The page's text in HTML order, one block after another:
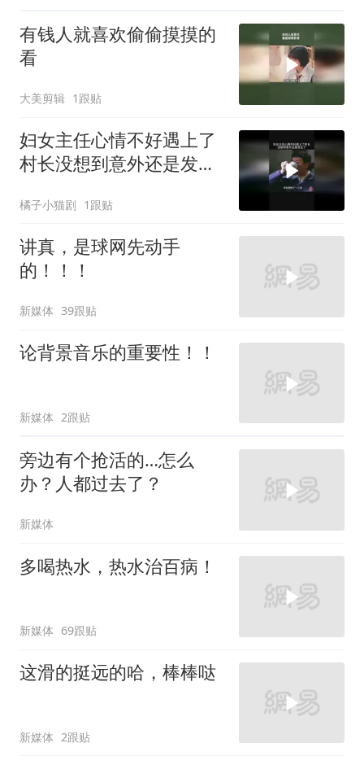
有钱人就喜欢偷偷摸摸的
看
大美剪辑 1跟贴
妇女主任心情不好遇上了
村长没想到意外还是发生
橘子小猫剧 1跟贴
讲真，是球网先动手
的！！！
新媒体 39跟贴
论背景音乐的重要性！！
新媒体 2跟贴
旁边有个抢活的…怎么
办？人都过去了？
新媒体
多喝热水，热水治百病！
新媒体 69跟贴
这滑的挺远的哈，棒棒哒
新媒体 2跟贴